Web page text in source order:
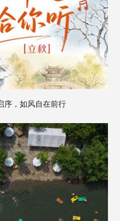
序，如风自在前行